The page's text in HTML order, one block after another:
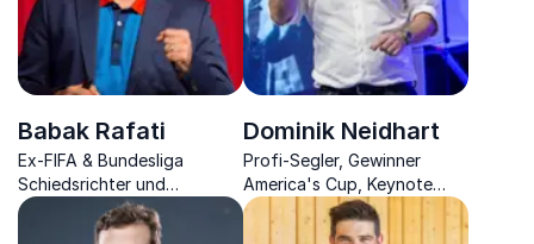
Babak Rafati
Ex-FIFA & Bundesliga
Schiedsrichter und
Mentalcoach berichtet, wie
Sie aus der Burnout-Falle
Dominik Neidhart
Profi-Segler, Gewinner
America's Cup, Keynote
Speaker, Coach